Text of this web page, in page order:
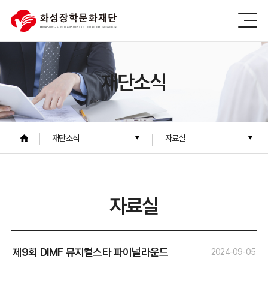
재단소식
재단소식 자료실
자료실
제9회 DIMF 뮤지컬스타 파이널라운드 2024-09-05